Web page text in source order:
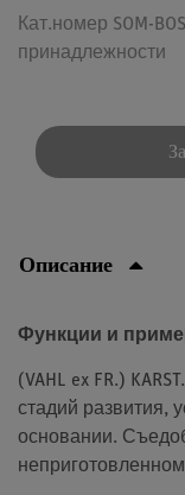
Кат.номер SOM-
принадлежности
Описание
Функции и
(VAHL ex FR.)
стадий развития,
основании.